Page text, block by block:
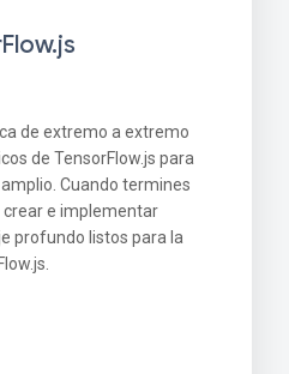
de extremo a extremo
de TensorFlow.js para
Cuando termines
e implementar
profundo listos para la